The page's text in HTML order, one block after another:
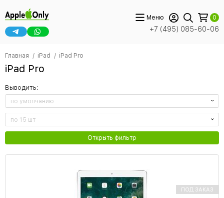
+7 (495) 085-60-06
Меню 0
Главная iPad iPad Pro
iPad Pro
Выводить:
по умолчанию
по 15 шт
Открыть фильтр
ПОД ЗАКАЗ